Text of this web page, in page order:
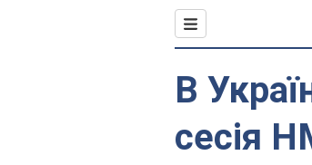
В
сесія